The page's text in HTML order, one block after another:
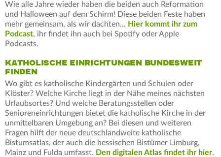
Wie alle Jahre wieder haben die beiden auch Reformation
und Halloween auf dem Schirm! Diese beiden Feste haben
mehr gemeinsam, als wir dachten... Hier kommt ihr zum
Podcast, ihr findet ihn auch bei Spotify oder Apple
Podcasts.
KATHOLISCHE EINRICHTUNGEN BUNDESWEIT
FINDEN
Wo gibt es katholische Kindergärten und Schulen oder
Klöster? Welche Kirche liegt in der Nähe meines nächsten
Urlaubsortes? Und welche Beratungsstellen oder
Senioreneinrichtungen bietet die katholische Kirche in der
unmittelbaren Umgebung an? Bei diesen und weiteren
Fragen hilft der neue deutschlandweite katholische
Bistumsatlas, der auch die hessischen Bistümer Limburg,
Mainz und Fulda umfasst. Den digitalen Atlas findet ihr hier.